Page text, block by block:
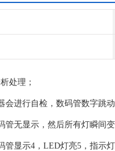
处理；
会进行自检，数码管数字
无显示，然后所有灯瞬间
管显示4，LED灯亮5，指示